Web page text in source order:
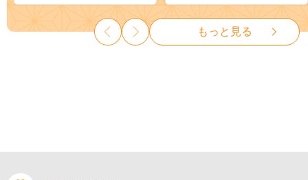
ット ぶどう ブドウ 葡萄 大粒
種なし 先行予約 富士川町
10000円 一万円 9000円 九千円
も 先行予約 送料無料 果物 岡
山県 笠岡市 清水白桃 白鳳 白
麗 クール便---
kasaoka_zsy_419_100---
もっと見る